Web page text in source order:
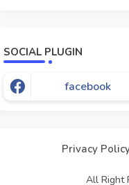
SOCIAL PLUGIN
facebook
All Right
Privacy